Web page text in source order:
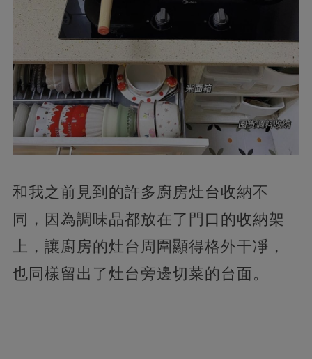
和我之前見到的許多廚房灶台收納不
同，因為調味品都放在了門口的收納架
上，讓廚房的灶台周圍顯得格外干凈，
也同樣留出了灶台旁邊切菜的台面。